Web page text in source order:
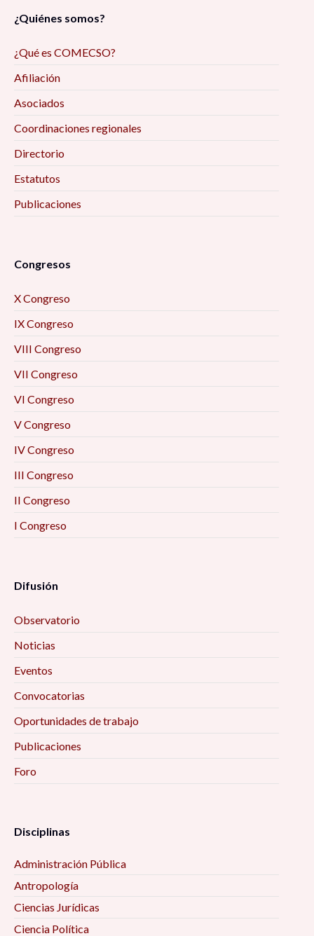
¿Quiénes somos?
¿Qué es COMECSO?
Afiliación
Asociados
Coordinaciones regionales
Directorio
Estatutos
Publicaciones
Congresos
X Congreso
IX Congreso
VIII Congreso
VII Congreso
VI Congreso
V Congreso
IV Congreso
III Congreso
II Congreso
I Congreso
Difusión
Observatorio
Noticias
Eventos
Convocatorias
Oportunidades de trabajo
Publicaciones
Foro
Disciplinas
Administración Pública
Antropología
Ciencias Jurídicas
Ciencia Política